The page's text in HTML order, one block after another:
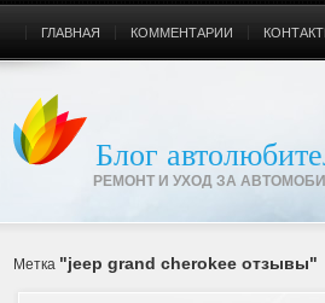
Блог
РЕМОНТ И УХОД ЗА
ГЛАВНАЯ КОММЕНТАРИИ
Метка "jeep grand cherokee отзывы"